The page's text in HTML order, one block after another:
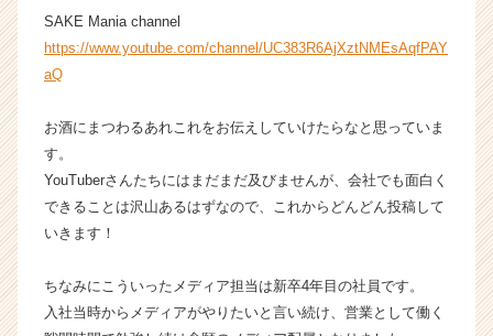
が
活
イ
ト
ャ
リ
SAKE Mania channel
https://www.youtube.com/channel/UC383R6AjXztNMEsAqfPAY
aQ
お酒にまつわるあれこれをお伝えしていけたらなと思っていま
す。
YouTuberさんたちにはまだまだ及びませんが、会社でも面白く
できることは沢山あるはずなので、これからどんどん投稿して
いきます！
ちなみにこういったメディア担当は新卒4年目の社員です。
入社当時からメディアがやりたいと言い続け、営業として働く